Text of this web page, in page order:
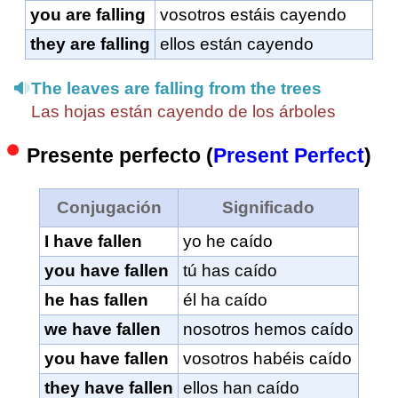
you are falling
vosotros estáis cayendo
they are falling ellos están cayendo
The leaves are falling from the trees
Las hojas están cayendo de los árboles
Presente perfecto (Present Perfect)
Conjugación
Significado
I have fallen
yo he caído
you have fallen
tú has caído
he has fallen
él ha caído
we have fallen
nosotros hemos caído
you have fallen
vosotros habéis caído
they have fallen ellos han caído